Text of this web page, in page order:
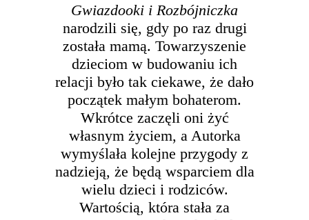
Gwiazdooki i Rozbójniczka
narodzili się, gdy po raz drugi
została mamą. Towarzyszenie
dzieciom w budowaniu ich
relacji było tak ciekawe, że dało
początek małym bohaterom.
Wkrótce zaczęli oni żyć
własnym życiem, a Autorka
wymyślała kolejne przygody z
nadzieją, że będą wsparciem dla
wielu dzieci i rodziców.
Wartością, która stała za